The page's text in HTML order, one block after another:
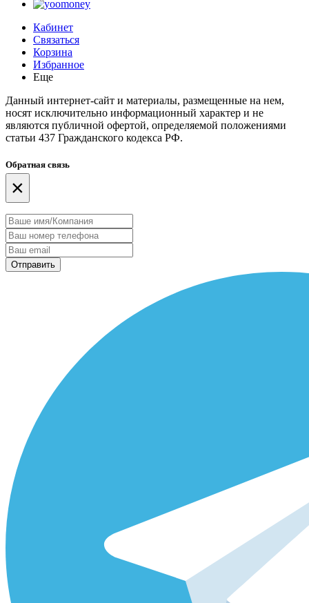
Кабинет
Связаться
Корзина
Избранное
Еще
Данный интернет-сайт и материалы, размещенные на нем,
носят исключительно информационный характер и не
являются публичной офертой, определяемой положениями
статьи 437 Гражданского кодекса РФ.
Обратная связь
×
Отправить